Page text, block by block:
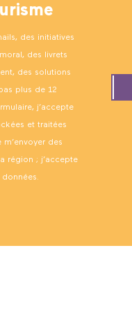
des initiatives
des livrets
des solutions
plus de 12
j’accepte
et traitées
des
région ; j’accepte
.